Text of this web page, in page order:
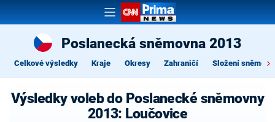
Poslanecká sněmovna 2013
Celkové výsledky Kraje Okresy Zahraničí Složení
Výsledky voleb do Poslanecké sněmovny
2013: Loučovice